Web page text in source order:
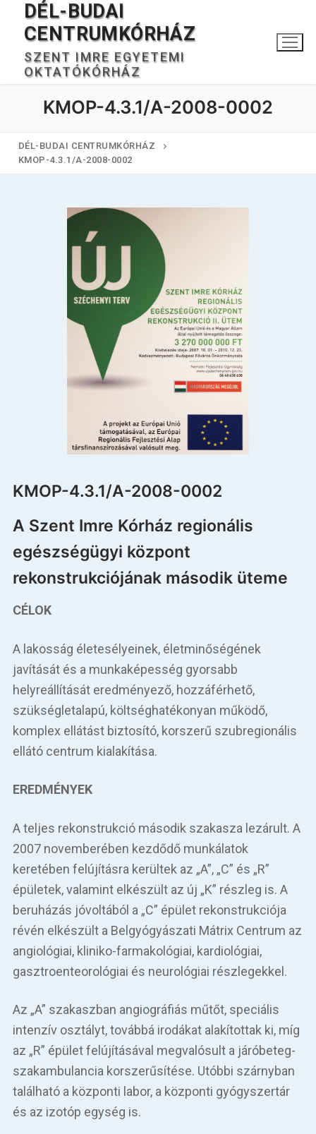
Ugrás
tartalomra
DÉL-BUDAI
CENTRUMKÓRHÁZ
SZENT IMRE EGYETEMI
OKTATÓKÓRHÁZ
Kórházunkról
Betegellátás
Elérhetőségeink
Praktikus információk
Közérdekű adatok
KMOP-4.3.1/A-2008-0002
DÉL-BUDAI CENTRUMKÓRHÁZ
KMOP-4.3.1/A-2008-0002
KMOP-4.3.1/A-2008-0002
A Szent Imre Kórház regionális
egészségügyi központ
rekonstrukciójának második üteme
CÉLOK
A lakosság életesélyeinek, életminőségének
javítását és a munkaképesség gyorsabb
helyreállítását eredményező, hozzáférhető,
szükségletalapú, költséghatékonyan mű­ködő,
komplex ellátást biztosító, korszerű szubregionális
ellátó centrum kialakítása.
EREDMÉNYEK
A teljes rekonstrukció második szakasza lezárult. A
2007 novemberében kezdődő munkálatok
keretében felújításra kerültek az „A”, „C” és „R”
épületek, valamint elké­szült az új „K” részleg is. A
beruházás jóvoltából a „C” épület rekonstrukciója
révén elkészült a Belgyógyászati Mátrix Centrum az
angiológiai, kliniko-farmakológiai, kardi­ológiai,
gasztroenteorológiai és neurológiai részlegekkel.
Az „A” szakaszban angiográfiás műtőt, speciális
intenzív osztályt, továbbá irodákat alakítottak ki, míg
az „R” épület felújításával megvalósult a járóbeteg-
szakambulancia korszerűsítése. Utóbbi szárnyban
található a központi labor, a központi gyógyszertár
és az izotóp egység is.